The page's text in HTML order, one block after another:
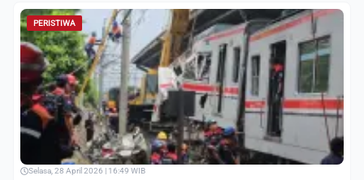
PERISTIWA
Selasa, 28 April 2026 | 16:49 WIB